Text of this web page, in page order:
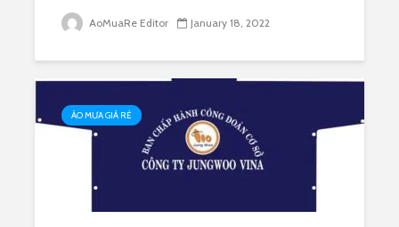
AoMuaRe Editor January 18, 2022
ÁO MƯA GIÁ RẺ